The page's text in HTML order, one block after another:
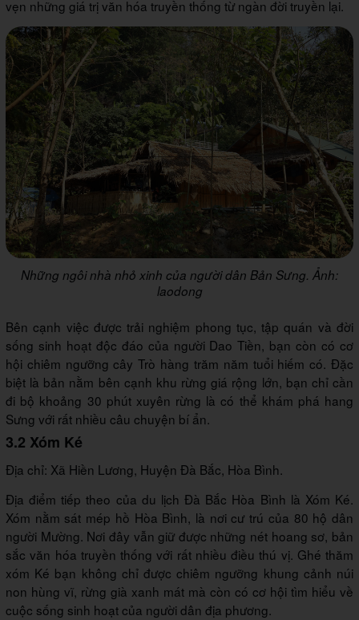
vẹn những giá trị văn hóa truyền thống từ ngàn đời truyền lại.
Những ngôi nhà nhỏ xinh của người dân Bản Sưng. Ảnh:
laodong
Bên cạnh việc được trải nghiệm phong tục, tập quán và đời
sống sinh hoạt độc đáo của người Dao Tiền, bạn còn có cơ
hội chiêm ngưỡng cây Trò hàng trăm năm tuổi hiếm có. Đặc
biệt là bản nằm bên cạnh khu rừng giá rộng lớn, bạn chỉ cần
đi bộ khoảng 30 phút xuyên rừng là có thể khám phá hang
Sưng với rất nhiều câu chuyện bí ẩn.
3.2 Xóm Ké
Địa chỉ: Xã Hiền Lương, Huyện Đà Bắc, Hòa Bình.
Địa điểm tiếp theo của du lịch Đà Bắc Hòa Bình là Xóm Ké.
Xóm nằm sát mép hồ Hòa Bình, là nơi cư trú của 80 hộ dân
người Mường. Nơi đây vẫn giữ được những nét hoang sơ, bản
sắc văn hóa truyền thống với rất nhiều điều thú vị. Ghé thăm
xóm Ké bạn không chỉ được chiêm ngưỡng khung cảnh núi
non hùng vĩ, rừng già xanh mát mà còn có cơ hội tìm hiểu về
cuộc sống sinh hoạt của người dân địa phương.